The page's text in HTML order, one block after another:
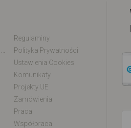
Regulaminy
Polityka Prywatności
Ustawienia Cookies
Komunikaty
Projekty UE
Zamówienia
Praca
Współpraca